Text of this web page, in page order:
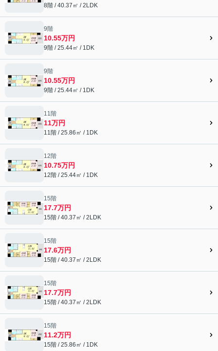
8階 / 40.37㎡ / 2LDK
9階
10.55万円
9階 / 25.44㎡ / 1DK
9階
10.55万円
9階 / 25.44㎡ / 1DK
11階
11万円
11階 / 25.86㎡ / 1DK
12階
10.75万円
12階 / 25.44㎡ / 1DK
15階
17.7万円
15階 / 40.37㎡ / 2LDK
15階
17.6万円
15階 / 40.37㎡ / 2LDK
15階
17.7万円
15階 / 40.37㎡ / 2LDK
15階
11.2万円
15階 / 25.86㎡ / 1DK